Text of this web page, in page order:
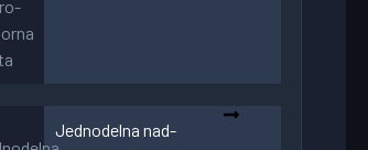
Jednodelna nad-